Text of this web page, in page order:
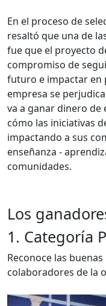
En el proceso de
resaltó que una de
fue que el proyecto
compromiso de
futuro e impactar en
empresa se
va a ganar dinero de
cómo las iniciativas
impactando a sus
enseñanza -
comunidades.
Los
1. Categoría
Reconoce las
colaboradores de la